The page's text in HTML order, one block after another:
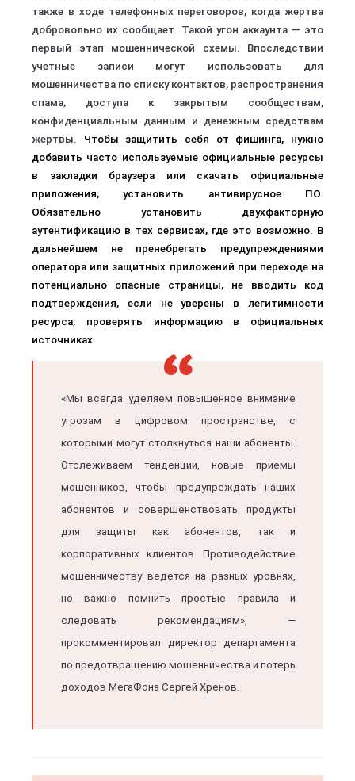
также в ходе телефонных переговоров, когда жертва
добровольно их сообщает. Такой угон аккаунта — это
первый этап мошеннической схемы. Впоследствии
учетные записи могут использовать для
мошенничества по списку контактов, распространения
спама, доступа к закрытым сообществам,
конфиденциальным данным и денежным средствам
жертвы. Чтобы защитить себя от фишинга, нужно
добавить часто используемые официальные ресурсы
в закладки браузера или скачать официальные
приложения, установить антивирусное ПО.
Обязательно установить двухфакторную
аутентификацию в тех сервисах, где это возможно. В
дальнейшем не пренебрегать предупреждениями
оператора или защитных приложений при переходе на
потенциально опасные страницы, не вводить код
подтверждения, если не уверены в легитимности
ресурса, проверять информацию в официальных
источниках.
«Мы всегда уделяем повышенное внимание
угрозам в цифровом пространстве, с
которыми могут столкнуться наши абоненты.
Отслеживаем тенденции, новые приемы
мошенников, чтобы предупреждать наших
абонентов и совершенствовать продукты
для защиты как абонентов, так и
корпоративных клиентов. Противодействие
мошенничеству ведется на разных уровнях,
но важно помнить простые правила и
следовать рекомендациям», —
прокомментировал директор департамента
по предотвращению мошенничества и потерь
доходов МегаФона Сергей Хренов.